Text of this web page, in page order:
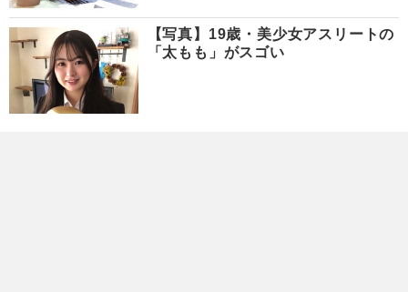
【写真】19歳・美少女アスリートの
「太もも」がスゴい